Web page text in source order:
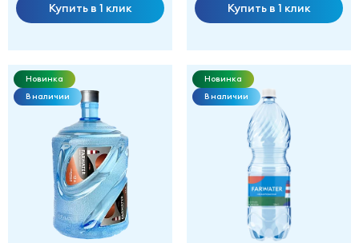
Купить в 1 клик Купить в 1 клик
Новинка
В наличии
Новинка
В наличии